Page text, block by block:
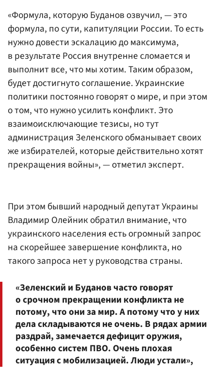
«Формула, которую Буданов озвучил, — это
формула, по сути, капитуляции России. То есть
нужно довести эскалацию до максимума,
в результате Россия внутренне сломается и
выполнит все, что мы хотим. Таким образом,
будет достигнуто соглашение. Украинские
политики постоянно говорят о мире, и при этом
о том, что нужно усилить конфликт. Это
взаимоисключающие тезисы, но тут
администрация Зеленского обманывает своих
же избирателей, которые действительно хотят
прекращения войны», — отметил эксперт.
При этом бывший народный депутат Украины
Владимир Олейник обратил внимание, что
украинского населения есть огромный запрос
на скорейшее завершение конфликта, но
такого запроса нет у руководства страны.
«Зеленский и Буданов часто говорят
о срочном прекращении конфликта не
потому, что они за мир. А потому что у них
дела складываются не очень. В рядах армии
раздрай, замечается дефицит оружия,
особенно систем ПВО. Очень плохая
ситуация с мобилизацией. Люди устали»,